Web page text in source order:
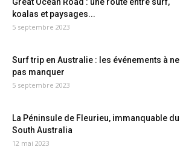
koalas et paysages...
5 septembre 2023
Surf trip en Australie : les événements à ne
pas manquer
5 septembre 2023
La Péninsule de Fleurieu, immanquable du
South Australia
12 mai 2023